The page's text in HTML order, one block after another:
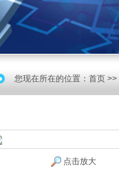
您现在所在的位置： 首页 >>
点击放大